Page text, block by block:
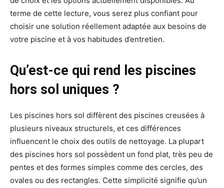
terme de cette lecture, vous serez plus confiant pour
choisir une solution réellement adaptée aux besoins de
votre piscine et à vos habitudes d’entretien.
Qu’est-ce qui rend les piscines
hors sol uniques ?
Les piscines hors sol diffèrent des piscines creusées à
plusieurs niveaux structurels, et ces différences
influencent le choix des outils de nettoyage. La plupart
des piscines hors sol possèdent un fond plat, très peu de
pentes et des formes simples comme des cercles, des
ovales ou des rectangles. Cette simplicité signifie qu’un